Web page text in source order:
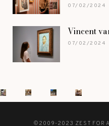
07/02/2024
Vincent
07/02/2024
©2009-2023 ZEST FOR